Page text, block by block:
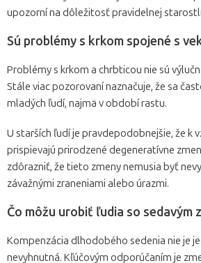
upozorní na dôležitosť pravidelnej
Sú problémy s krkom spojené s
Problémy s krkom a chrbticou nie sú
Stále viac pozorovaní naznačuje, že sa
mladých ľudí, najmä v období rastu.
U starších ľudí je pravdepodobnejšie, že k
prispievajú prirodzené degeneratívne
zdôrazniť, že tieto zmeny nemusia byť
závažnými zraneniami alebo úrazmi.
Čo môžu urobiť ľudia so sedavým
Kompenzácia dlhodobého sedenia nie je
nevyhnutná. Kľúčovým odporúčaním je